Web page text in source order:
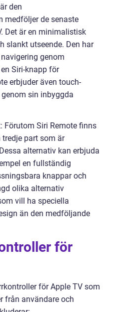
den
medföljer de senaste
Det är en minimalistisk
slankt utseende. Den har
genom
Siri-knapp för
erbjuder även touch-
sin inbyggda
Förutom Siri Remote finns
part som är
alternativ kan erbjuda
en fullständig
knappar och
olika alternativ
vill ha speciella
än den medföljande
för
för Apple TV som
från användare och